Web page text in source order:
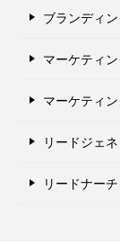
ブランディ
マーケティ
マーケティ
リードジェ
リードナー